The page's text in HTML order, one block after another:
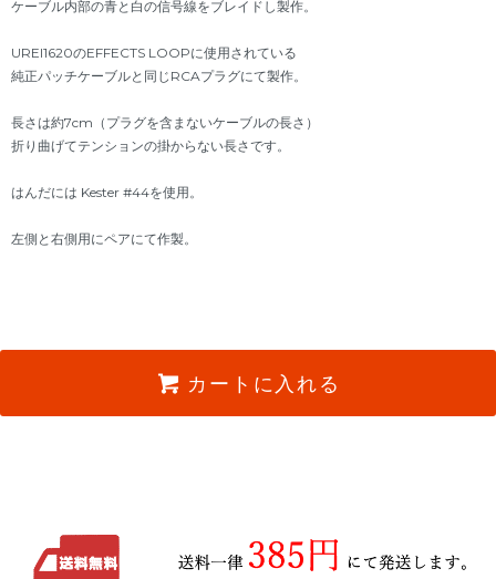
ケーブル内部の青と白の信号線をブレイドし製作。
UREI1620のEFFECTS LOOPに使用されている
純正パッチケーブルと同じRCAプラグにて製作。
長さは約7cm（プラグを含まないケーブルの長さ）
折り曲げてテンションの掛からない長さです。
はんだには Kester #44を使用。
左側と右側用にペアにて作製。
カートに入れる